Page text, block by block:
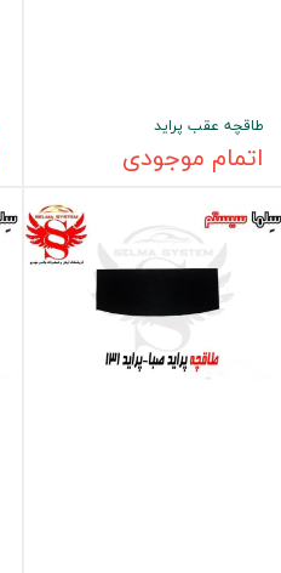
طاقچه عقب پراید
اتمام موجودی